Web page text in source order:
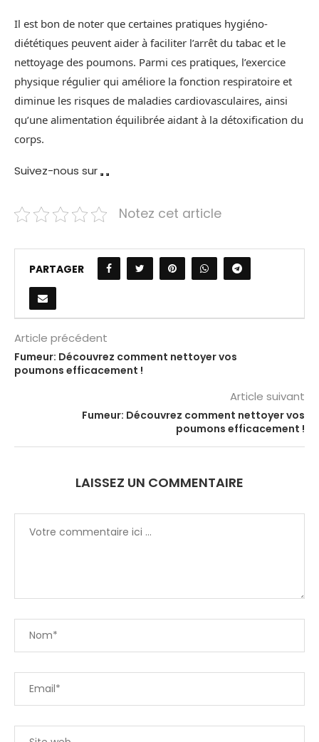
Il est bon de noter que certaines pratiques hygiéno-
diététiques peuvent aider à faciliter l’arrêt du tabac et le
nettoyage des poumons. Parmi ces pratiques, l’exercice
physique régulier qui améliore la fonction respiratoire et
diminue les risques de maladies cardiovasculaires, ainsi
qu’une alimentation équilibrée aidant à la détoxification du
corps.
Suivez-nous sur
Notez cet article
PARTAGER
Article précédent
Fumeur: Découvrez comment nettoyer vos
poumons efficacement !
Article suivant
Fumeur: Découvrez comment nettoyer vos
poumons efficacement !
LAISSEZ UN COMMENTAIRE